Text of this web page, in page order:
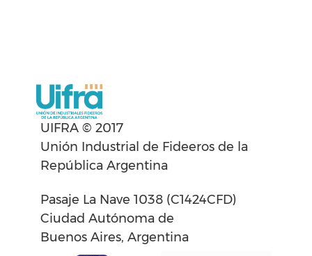
UIFRA © 2017
Unión Industrial de Fideeros de la
República Argentina
Pasaje La Nave 1038 (C1424CFD)
Ciudad Autónoma de
Buenos Aires, Argentina